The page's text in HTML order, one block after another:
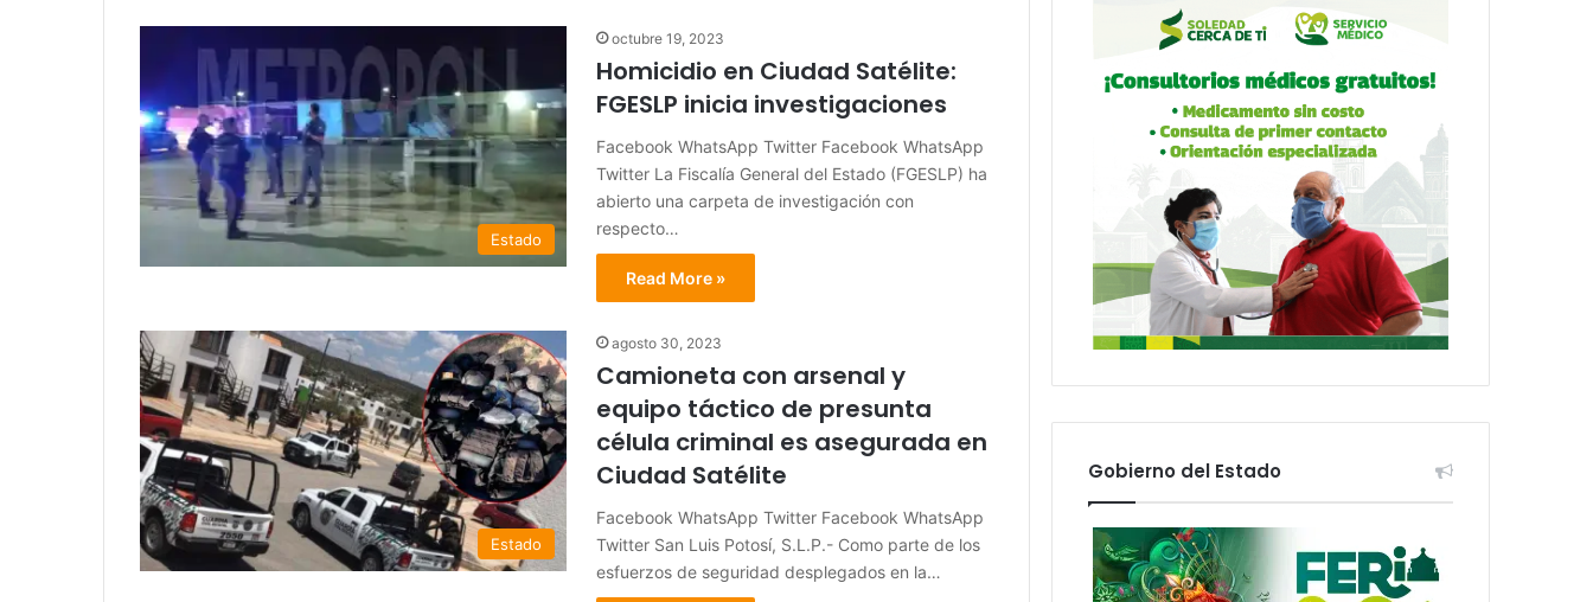
Estado
octubre 19, 2023
Homicidio en Ciudad Satélite:
FGESLP inicia investigaciones
Facebook WhatsApp Twitter Facebook WhatsApp
Twitter La Fiscalía General del Estado (FGESLP) ha
abierto una carpeta de investigación con
respecto…
Read More »
Estado
agosto 30, 2023
Camioneta con arsenal y
equipo táctico de presunta
célula criminal es asegurada en
Ciudad Satélite
Facebook WhatsApp Twitter Facebook WhatsApp
Twitter San Luis Potosí, S.L.P.- Como parte de los
esfuerzos de seguridad desplegados en la…
Gobierno del Estado